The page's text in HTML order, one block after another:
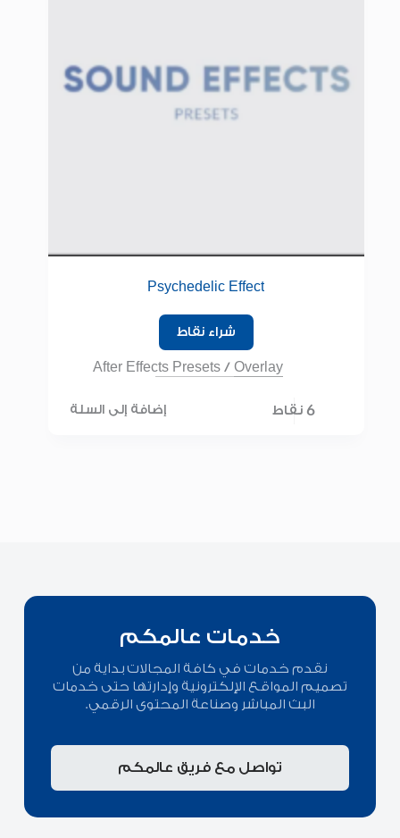
Psychedelic Effect
شراء نقاط
After Effects Presets /Overlay
6 نقاط إضافة إلى السلة
خدمات عالمكم
نقدم خدمات في كافة المجالات بداية من
تصميم المواقع الإلكترونية وإدارتها حتى خدمات
البث المباشر وصناعة المحتوى الرقمي.
تواصل مع فريق عالمكم